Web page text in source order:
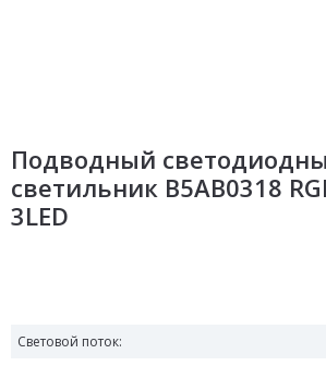
Подводный
светильник B5AB0318
3LED
Световой поток: